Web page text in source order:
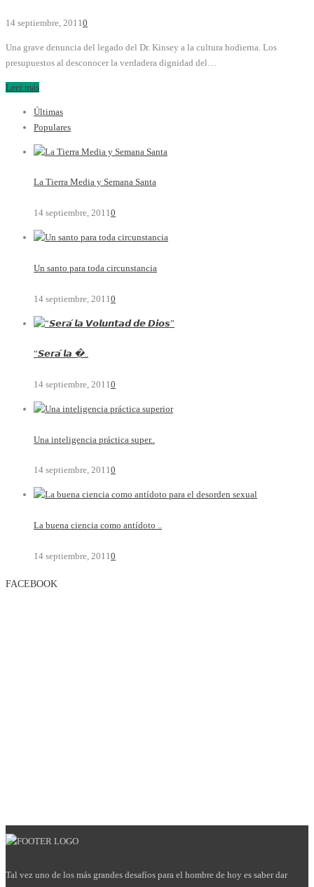
14 septiembre, 2011 0
Una grave denuncia del legado del Dr. Kinsey a la cultura hodierna. Los
presupuestos al desconocer la verdadera dignidad del…
Leer más
Últimas
Populares
La Tierra Media y Semana Santa
14 septiembre, 20110
Un santo para toda circunstancia
14 septiembre, 2011 0
“𝙎𝙚𝙧𝙖́ 𝙡𝙖 �..
14 septiembre, 2011 0
Una inteligencia práctica super..
14 septiembre, 20110
La buena ciencia como antídoto ..
14 septiembre, 2011 0
FACEBOOK
Tal vez uno de los más grandes desafíos para el hombre de hoy es saber dar